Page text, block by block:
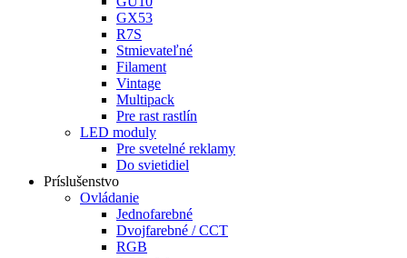
GX53
R7S
Stmievateľné
Filament
Vintage
Multipack
Pre rast rastlín
LED moduly
Pre svetelné reklamy
Do svietidiel
Príslušenstvo
Ovládanie
Jednofarebné
Dvojfarebné / CCT
RGB